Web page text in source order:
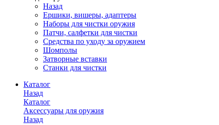
Назад
Ершики, вишеры, адаптеры
Наборы для чистки оружия
Патчи, салфетки для чистки
Средства по уходу за оружием
Шомполы
Затворные вставки
Станки для чистки
Каталог
Назад
Каталог
Аксессуары для оружия
Назад